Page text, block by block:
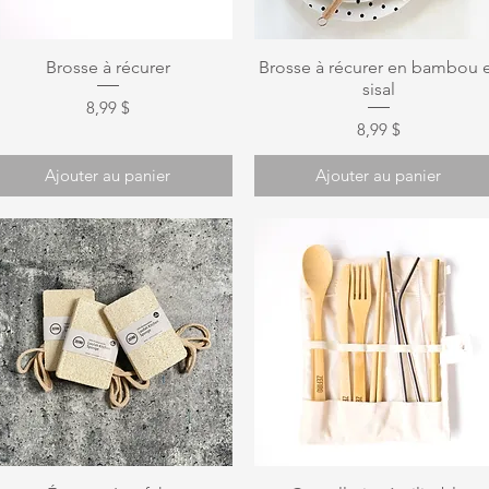
Aperçu rapide
Brosse à récurer
Prix
8,99 $
Ajouter au panier
Aperçu rapide
Brosse à récurer en bambou
sisal
Prix
8,99 $
Ajouter au panier